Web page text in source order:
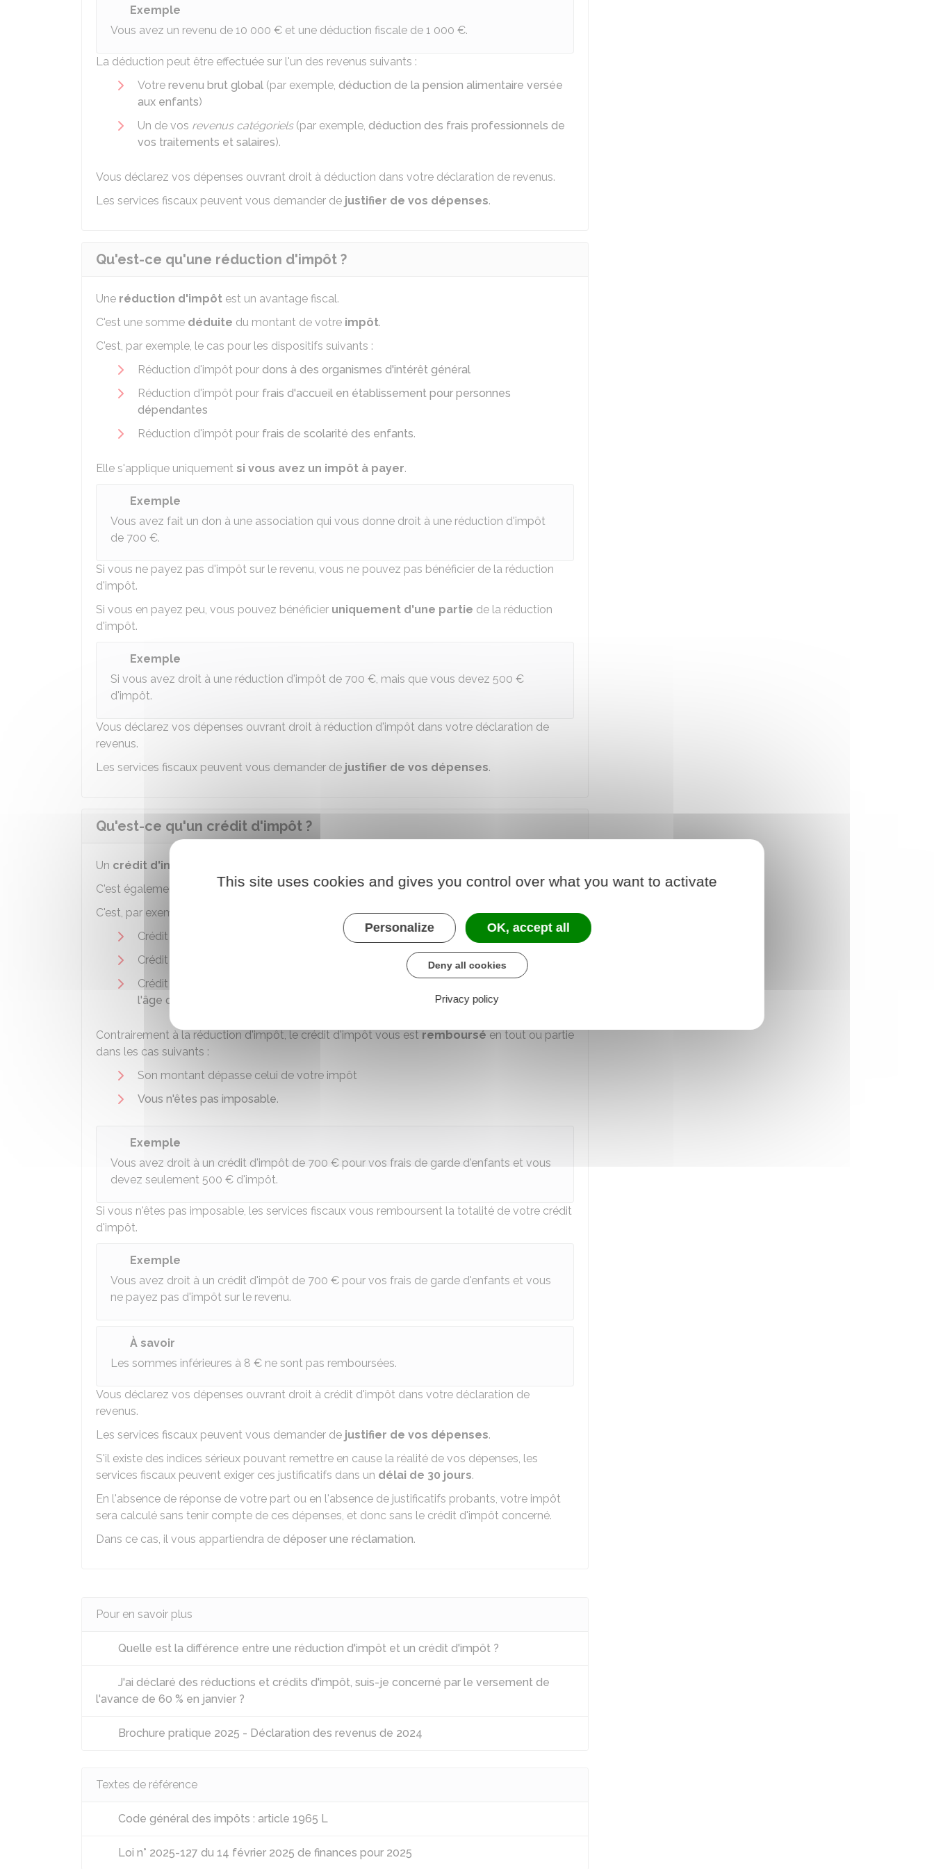
Exemple
Vous avez un revenu de 10 000 € et une déduction fiscale de 1 000 €.
La déduction peut être effectuée sur l'un des revenus suivants :
Votre revenu brut global (par exemple, déduction de la pension alimentaire versée
aux enfants)
Un de vos revenus catégoriels(par exemple, déduction des frais professionnels de
vos traitements et salaires).
Vous déclarez vos dépenses ouvrant droit à déduction dans votre déclaration de revenus.
Les services fiscaux peuvent vous demander de justifier de vos dépenses.
Qu'est-ce qu'une réduction d'impôt ?
Une réduction d'impôt est un avantage fiscal.
C'est une somme déduite du montant de votre impôt.
C'est, par exemple, le cas pour les dispositifs suivants :
Réduction d'impôt pour dons à des organismes d'intérêt général
Réduction d'impôt pour frais d'accueil en établissement pour personnes
dépendantes
Réduction d'impôt pour frais de scolarité des enfants.
Elle s'applique uniquement si vous avez un impôt à payer.
Exemple
Vous avez fait un don à une association qui vous donne droit à une réduction d'impôt
de 700 €.
Si vous ne payez pas d'impôt sur le revenu, vous ne pouvez pas bénéficier de la réduction
d'impôt.
Si vous en payez peu, vous pouvez bénéficier uniquement d'une partie de la réduction
d'impôt.
Exemple
Si vous avez droit à une réduction d'impôt de 700 €, mais que vous devez 500 €
d'impôt.
Vous déclarez vos dépenses ouvrant droit à réduction d'impôt dans votre déclaration de
revenus.
Les services fiscaux peuvent vous demander de justifier de vos dépenses.
Qu'est-ce qu'un crédit d'impôt ?
Un crédit d'impôt
C'est également une somme soustraitedu montant de votreimpôt.
C'est, par exemple, le cas pour les dispositifs suivants :
Crédit d'impôt pour
frais de garde d'enfants hors du domicile
Crédit d'impôt pour
Crédit d'impôt pour
l'âge ou au handicap
Contrairement à la réduction d'impôt, le crédit d'impôt vous est remboursé en tout ou partie
dans les cas suivants :
Son montant dépasse celui de votre impôt
Vous n'êtes pas imposable.
Exemple
Vous avez droit à un crédit d'impôt de 700 € pour vos frais de garde d'enfants et vous
devez seulement 500 € d'impôt.
Si vous n'êtes pas imposable, les services fiscaux vous remboursent la totalité de votre crédit
d'impôt.
Exemple
Vous avez droit à un crédit d'impôt de 700 € pour vos frais de garde d'enfants et vous
ne payez pas d'impôt sur le revenu.
À savoir
Les sommes inférieures à 8 € ne sont pas remboursées.
Vous déclarez vos dépenses ouvrant droit à crédit d'impôt dans votre déclaration de
revenus.
Les services fiscaux peuvent vous demander de justifier de vos dépenses.
S'il existe des indices sérieux pouvant remettre en cause la réalité de vos dépenses, les
services fiscaux peuvent exiger ces justificatifs dans un délai de 30 jours.
En l'absence de réponse de votre part ou en l'absence de justificatifs probants, votre impôt
sera calculé sans tenir compte de ces dépenses, et donc sans le crédit d'impôt concerné.
Dans ce cas, il vous appartiendra de déposer une réclamation.
Pour en savoir plus
Quelle est la différence entre une réduction d'impôt et un crédit d'impôt ?
J'ai déclaré des réductions et crédits d'impôt, suis-je concerné par le versement de
l'avance de 60 % en janvier ?
Brochure pratique 2025 - Déclaration des revenus de 2024
Textes de référence
Code général des impôts : article 1965 L
Loi n° 2025-127 du 14 février 2025 de finances pour 2025
This site uses cookies and gives you control over what you want to activate
Personalize OK, accept all
Deny all cookies
Privacy policy